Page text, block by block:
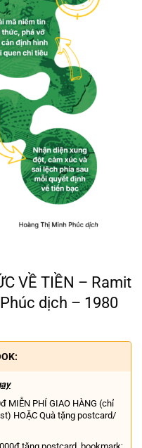
VỀ TIỀN – Ramit
dịch – 1980
MIỄN PHÍ GIAO HÀNG (chỉ
HOẶC Quà tặng postcard/